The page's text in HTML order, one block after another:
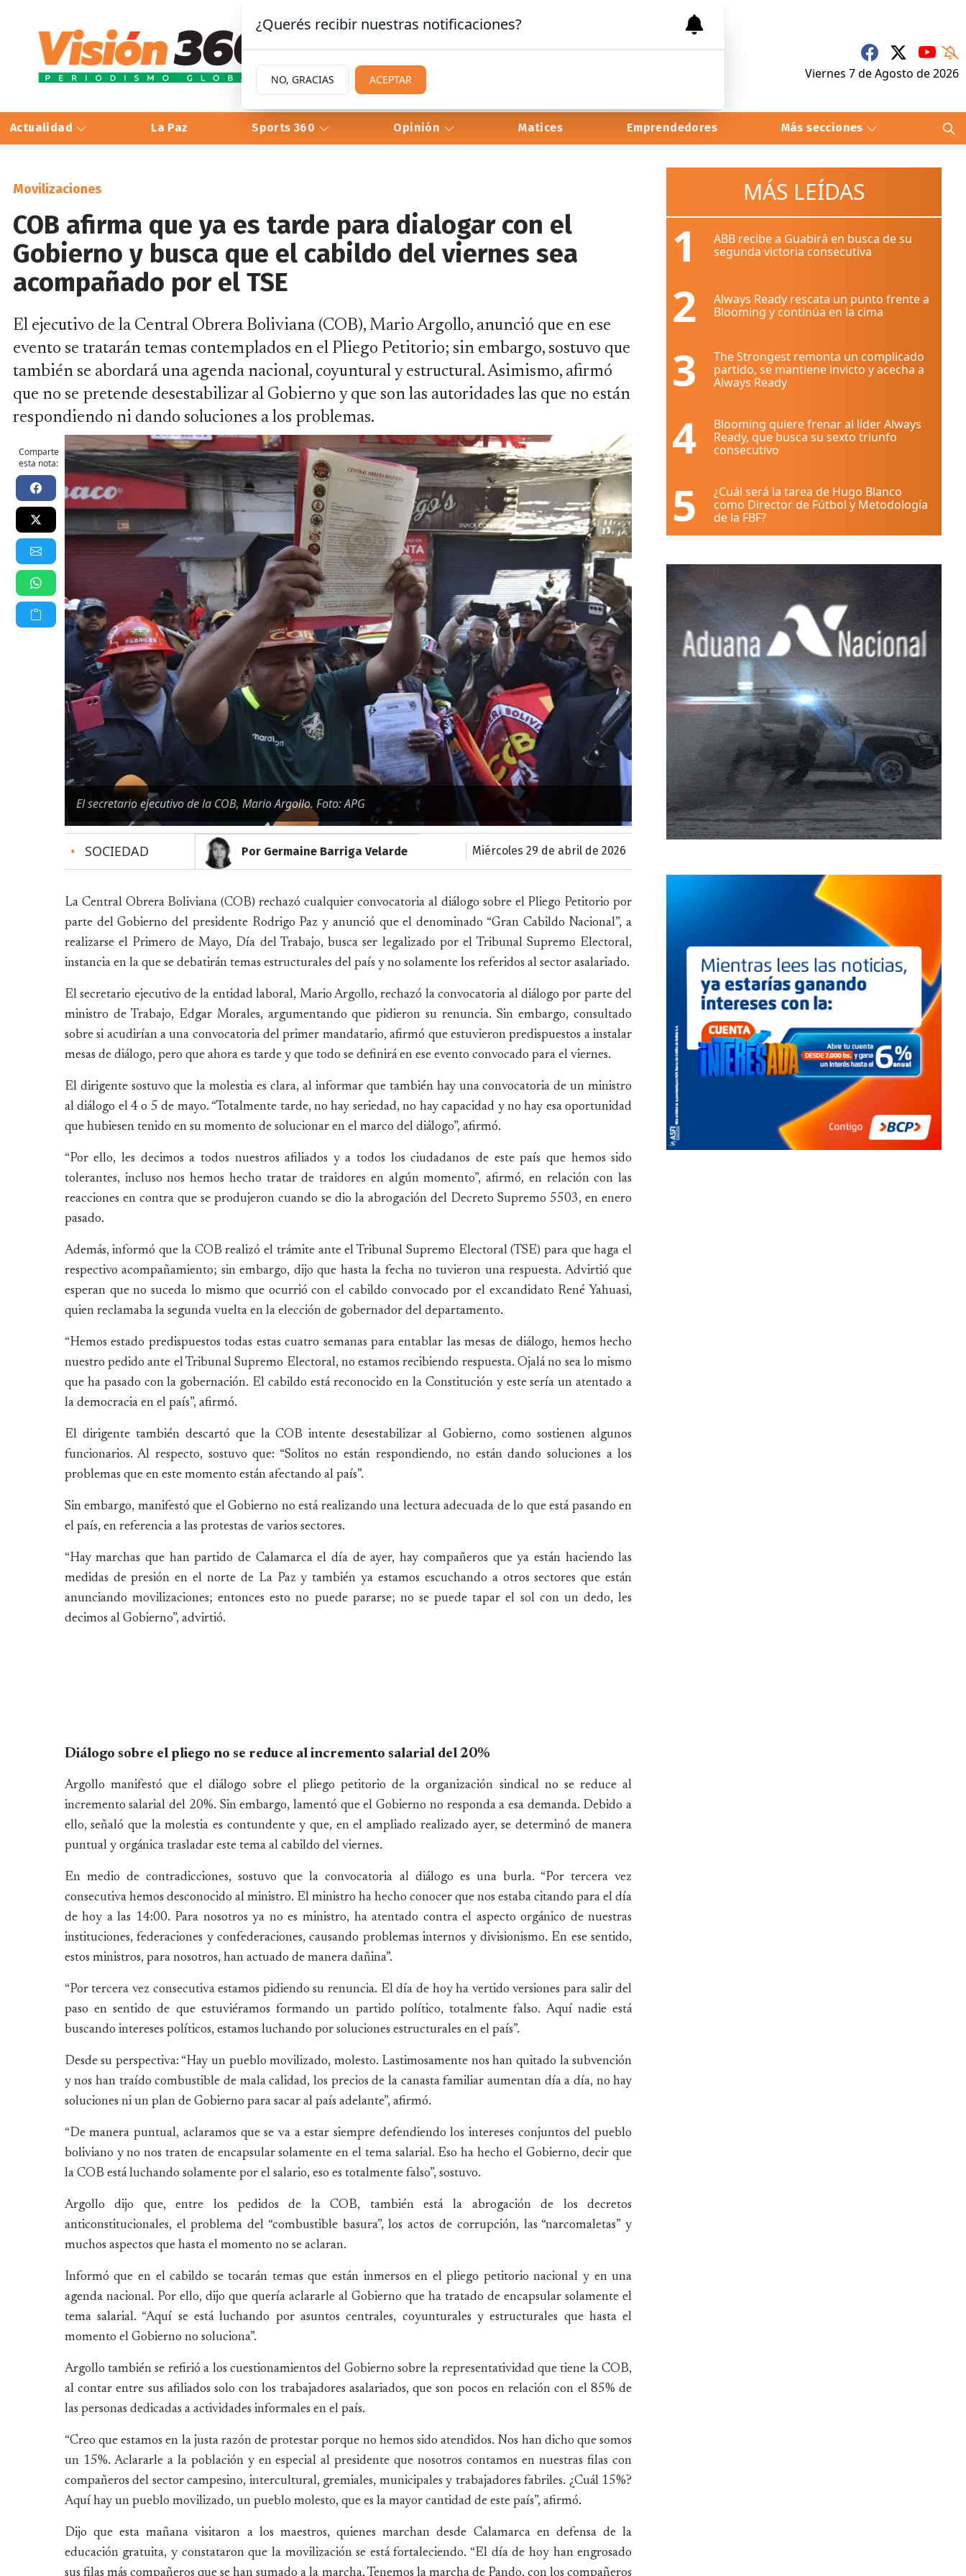
Viernes 7deAgosto de 2026
Actualidad La Paz Sports 360 Opinión Matices Emprendedores Más secciones
Movilizaciones
COB afirma que ya es tarde para dialogar con el
Gobierno y busca que el cabildo del viernes sea
acompañado por el TSE
El ejecutivo de la Central Obrera Boliviana (COB), Mario Argollo, anunció que en ese
evento se tratarán temas contemplados en el Pliego Petitorio; sin embargo, sostuvo que
también se abordará una agenda nacional, coyuntural y estructural. Asimismo, afirmó
que no se pretende desestabilizar al Gobierno y que son las autoridades las que no están
respondiendo ni dando soluciones a los problemas.
Comparte
esta nota:
El secretario ejecutivo de la COB, Mario Argollo. Foto: APG
• SOCIEDAD Por Germaine Barriga Velarde miércoles 29 de abril de 2026
La Central Obrera Boliviana (COB) rechazó cualquier convocatoria al diálogo sobre el Pliego Petitorio por
parte del Gobierno del presidente Rodrigo Paz y anunció que el denominado “Gran Cabildo Nacional”, a
realizarse el Primero de Mayo, Día del Trabajo, busca ser legalizado por el Tribunal Supremo Electoral,
instancia en la que se debatirán temas estructurales del país y no solamente los referidos al sector asalariado.
El secretario ejecutivo de la entidad laboral, Mario Argollo, rechazó la convocatoria al diálogo por parte del
ministro de Trabajo, Edgar Morales, argumentando que pidieron su renuncia. Sin embargo, consultado
sobre si acudirían a una convocatoria del primer mandatario, afirmó que estuvieron predispuestos a instalar
mesas de diálogo, pero que ahora es tarde y que todo se definirá en ese evento convocado para el viernes.
El dirigente sostuvo que la molestia es clara, al informar que también hay una convocatoria de un ministro
al diálogo el 4 o 5 de mayo. “Totalmente tarde, no hay seriedad, no hay capacidad y no hay esa oportunidad
que hubiesen tenido en su momento de solucionar en el marco del diálogo”, afirmó.
“Por ello, les decimos a todos nuestros afiliados y a todos los ciudadanos de este país que hemos sido
tolerantes, incluso nos hemos hecho tratar de traidores en algún momento”, afirmó, en relación con las
reacciones en contra que se produjeron cuando se dio la abrogación del Decreto Supremo 5503, en enero
pasado.
Además, informó que la COB realizó el trámite ante el Tribunal Supremo Electoral (TSE) para que haga el
respectivo acompañamiento; sin embargo, dijo que hasta la fecha no tuvieron una respuesta. Advirtió que
esperan que no suceda lo mismo que ocurrió con el cabildo convocado por el excandidato René Yahuasi,
quien reclamaba la segunda vuelta en la elección de gobernador del departamento.
“Hemos estado predispuestos todas estas cuatro semanas para entablar las mesas de diálogo, hemos hecho
nuestro pedido ante el Tribunal Supremo Electoral, no estamos recibiendo respuesta. Ojalá no sea lo mismo
que ha pasado con la gobernación. El cabildo está reconocido en la Constitución y este sería un atentado a
la democracia en el país”, afirmó.
El dirigente también descartó que la COB intente desestabilizar al Gobierno, como sostienen algunos
funcionarios. Al respecto, sostuvo que: “Solitos no están respondiendo, no están dando soluciones a los
problemas que en este momento están afectando al país”.
Sin embargo, manifestó que el Gobierno no está realizando una lectura adecuada de lo que está pasando en
el país, en referencia a las protestas de varios sectores.
“Hay marchas que han partido de Calamarca el día de ayer, hay compañeros que ya están haciendo las
medidas de presión en el norte de La Paz y también ya estamos escuchando a otros sectores que están
anunciando movilizaciones; entonces esto no puede pararse; no se puede tapar el sol con un dedo, les
decimos al Gobierno”, advirtió.
Diálogo sobre el pliego no se reduce al incremento salarial del 20%
Argollo manifestó que el diálogo sobre el pliego petitorio de la organización sindical no se reduce al
incremento salarial del 20%. Sin embargo, lamentó que el Gobierno no responda a esa demanda. Debido a
ello, señaló que la molestia es contundente y que, en el ampliado realizado ayer, se determinó de manera
puntual y orgánica trasladar este tema al cabildo del viernes.
En medio de contradicciones, sostuvo que la convocatoria al diálogo es una burla. “Por tercera vez
consecutiva hemos desconocido al ministro. El ministro ha hecho conocer que nos estaba citando para el día
de hoy a las 14:00. Para nosotros ya no es ministro, ha atentado contra el aspecto orgánico de nuestras
instituciones, federaciones y confederaciones, causando problemas internos y divisionismo. En ese sentido,
estos ministros, para nosotros, han actuado de manera dañina”.
“Por tercera vez consecutiva estamos pidiendo su renuncia. El día de hoy ha vertido versiones para salir del
paso en sentido de que estuviéramos formando un partido político, totalmente falso. Aquí nadie está
buscando intereses políticos, estamos luchando por soluciones estructurales en el país”.
Desde su perspectiva: “Hay un pueblo movilizado, molesto. Lastimosamente nos han quitado la subvención
y nos han traído combustible de mala calidad, los precios de la canasta familiar aumentan día a día, no hay
soluciones ni un plan de Gobierno para sacar al país adelante”, afirmó.
“De manera puntual, aclaramos que se va a estar siempre defendiendo los intereses conjuntos del pueblo
boliviano y no nos traten de encapsular solamente en el tema salarial. Eso ha hecho el Gobierno, decir que
la COB está luchando solamente por el salario, eso es totalmente falso”, sostuvo.
Argollo dijo que, entre los pedidos de la COB, también está la abrogación de los decretos
anticonstitucionales, el problema del “combustible basura”, los actos de corrupción, las “narcomaletas” y
muchos aspectos que hasta el momento no se aclaran.
Informó que en el cabildo se tocarán temas que están inmersos en el pliego petitorio nacional y en una
agenda nacional. Por ello, dijo que quería aclararle al Gobierno que ha tratado de encapsular solamente el
tema salarial. “Aquí se está luchando por asuntos centrales, coyunturales y estructurales que hasta el
momento el Gobierno no soluciona”.
Argollo también se refirió a los cuestionamientos del Gobierno sobre la representatividad que tiene la COB,
al contar entre sus afiliados solo con los trabajadores asalariados, que son pocos en relación con el 85% de
las personas dedicadas a actividades informales en el país.
“Creo que estamos en la justa razón de protestar porque no hemos sido atendidos. Nos han dicho que somos
un 15%. Aclararle a la población y en especial al presidente que nosotros contamos en nuestras filas con
compañeros del sector campesino, intercultural, gremiales, municipales y trabajadores fabriles. ¿Cuál 15%?
Aquí hay un pueblo movilizado, un pueblo molesto, que es la mayor cantidad de este país”, afirmó.
Dijo que esta mañana visitaron a los maestros, quienes marchan desde Calamarca en defensa de la
educación gratuita, y constataron que la movilización se está fortaleciendo. “El día de hoy han engrosado
sus filas más compañeros que se han sumado a la marcha. Tenemos la marcha de Pando, con los compañeros
MÁS LEÍDAS
1
ABB recibe a Guabirá en busca de su
segunda victoria consecutiva
2
Always Ready rescata un punto frente a
Blooming y continúa en la cima
3
The Strongest remonta un complicado
partido, se mantiene invicto y acecha a
Always Ready
4
Blooming quiere frenar al líder Always
Ready, que busca su sexto triunfo
consecutivo
5
¿Cuál será la tarea de Hugo Blanco
como Director de Fútbol y Metodología
de la FBF?
¿Querés recibir nuestras notificaciones?
NO, GRACIAS ACEPTAR